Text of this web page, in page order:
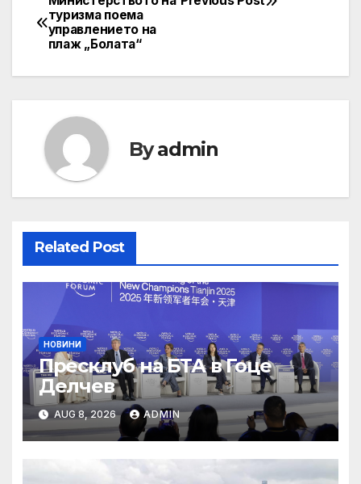
Post
navigation
туризма поема
управлението на
плаж „Болата“
Byadmin
Related Post
НОВИНИ
Пресклуб на БТА в Гоце
Делчев
AUG 8, 2026 ADMIN